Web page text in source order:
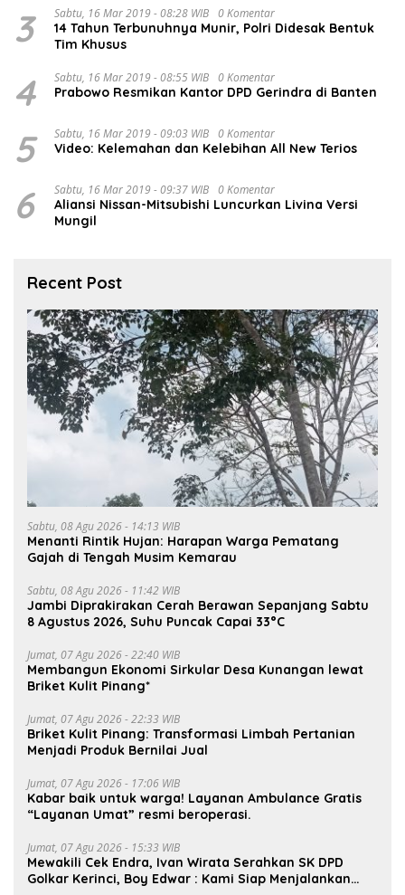
3 Sabtu, 16 Mar 2019 - 08:28 WIB 0 Komentar
14 Tahun Terbunuhnya Munir, Polri Didesak Bentuk
Tim Khusus
4 Sabtu, 16 Mar 2019 - 08:55 WIB 0 Komentar
Prabowo Resmikan Kantor DPD Gerindra di Banten
5 Sabtu, 16 Mar 2019 - 09:03 WIB 0 Komentar
Video: Kelemahan dan Kelebihan All New Terios
6 Sabtu, 16 Mar 2019 - 09:37 WIB 0 Komentar
Aliansi Nissan-Mitsubishi Luncurkan Livina Versi
Mungil
Recent Post
Sabtu, 08 Agu 2026 - 14:13 WIB
Menanti Rintik Hujan: Harapan Warga Pematang
Gajah di Tengah Musim Kemarau
Sabtu, 08 Agu 2026 - 11:42 WIB
Jambi Diprakirakan Cerah Berawan Sepanjang Sabtu
8 Agustus 2026, Suhu Puncak Capai 33°C
Jumat, 07 Agu 2026 - 22:40 WIB
Membangun Ekonomi Sirkular Desa Kunangan lewat
Briket Kulit Pinang*
Jumat, 07 Agu 2026 - 22:33 WIB
Briket Kulit Pinang: Transformasi Limbah Pertanian
Menjadi Produk Bernilai Jual
Jumat, 07 Agu 2026 - 17:06 WIB
Kabar baik untuk warga! Layanan Ambulance Gratis
“Layanan Umat” resmi beroperasi.
Jumat, 07 Agu 2026 - 15:33 WIB
Mewakili Cek Endra, Ivan Wirata Serahkan SK DPD
Golkar Kerinci, Boy Edwar : Kami Siap Menjalankan